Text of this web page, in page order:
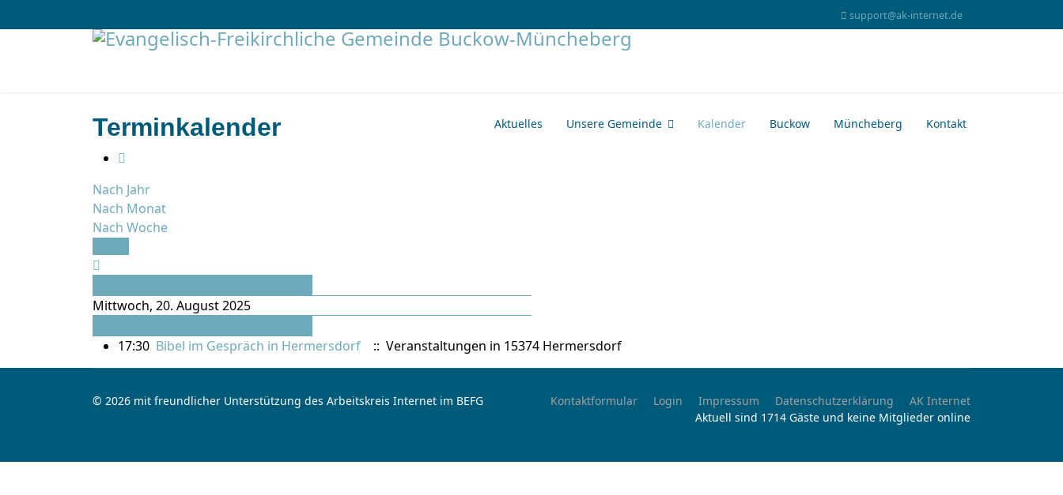
support@ak-internet.de
Aktuelles Unsere Gemeinde Kalender Buckow Müncheberg Kontakt
Terminkalender
Nach Jahr
Nach Monat
Nach Woche
Mittwoch, 20. August 2025
17:30 Bibel im Gespräch in Hermersdorf :: Veranstaltungen in 15374 Hermersdorf
© 2026 mit freundlicher Unterstützung des Arbeitskreis Internet im BEFG Kontaktformular Login Impressum Datenschutzerklärung
AK Internet
Aktuell sind 1714 Gäste und keine Mitglieder online